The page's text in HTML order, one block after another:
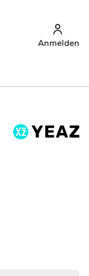
Anmelden